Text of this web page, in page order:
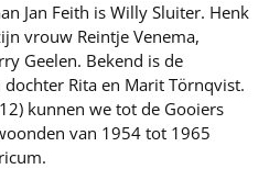
Jan Feith is Willy Sluiter. Henk
vrouw Reintje Venema,
Geelen. Bekend is de
Rita en Marit Törnqvist.
kunnen we tot de Gooiers
van 1954 tot 1965